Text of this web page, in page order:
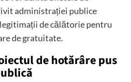
administrației publice
de călătorie pentru
de gratuitate.
de hotărâre pus